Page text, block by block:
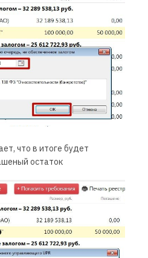
что в итоге будет
остаток